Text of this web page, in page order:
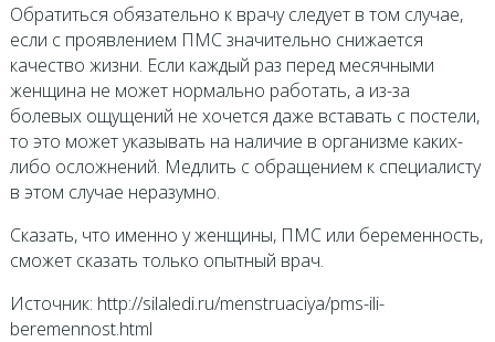
Обратиться обязательно к врачу следует в том случае,
если с проявлением ПМС значительно снижается
качество жизни. Если каждый раз перед месячными
женщина не может нормально работать, а из-за
болевых ощущений не хочется даже вставать с постели,
то это может указывать на наличие в организме каких-
либо осложнений. Медлить с обращением к специалисту
в этом случае неразумно.
Сказать, что именно у женщины, ПМС или беременность,
сможет сказать только опытный врач.
Источник: http://silaledi.ru/menstruaciya/pms-ili-
beremennost.html